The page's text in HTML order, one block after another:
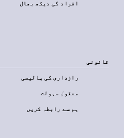
افراد کی دیکھ بھال
قانونی
رازداری کی پالیسی
معقول سہولت
ہم سے رابطہ کریں